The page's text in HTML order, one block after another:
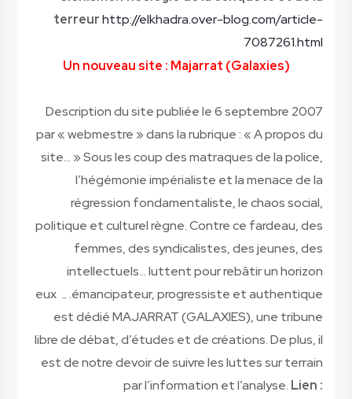
terreur http://elkhadra.over-blog.com/article-
7087261.html
Un nouveau site : Majarrat (Galaxies)
Description du site publiée le 6 septembre 2007
par « webmestre » dans la rubrique : « A propos du
site… » Sous les coup des matraques de la police,
l’hégémonie impérialiste et la menace de la
régression fondamentaliste, le chaos social,
politique et culturel règne. Contre ce fardeau, des
femmes, des syndicalistes, des jeunes, des
intellectuels… luttent pour rebâtir un horizon
émancipateur, progressiste et authentique. ہ eux
est dédié MAJARRAT (GALAXIES), une tribune
libre de débat, d’études et de créations. De plus, il
est de notre devoir de suivre les luttes sur terrain
par l’information et l’analyse.Lien :